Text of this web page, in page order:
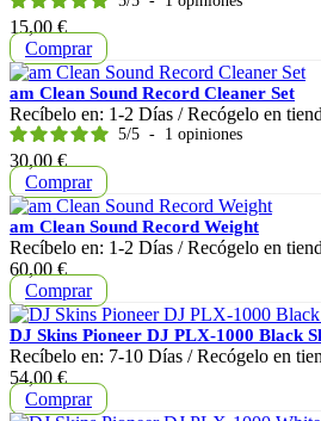
Precio
15,00 €
Comprar
am Clean Sound Record Cleaner Set
Recíbelo en: 1-2 Días / Recógelo en
5/5 - 1 opiniones
Precio
30,00 €
Comprar
am Clean Sound Record Weight
Recíbelo en: 1-2 Días / Recógelo en
Precio
60,00 €
Comprar
DJ Skins Pioneer DJ PLX-1000 Black
Recíbelo en: 7-10 Días / Recógelo en
Precio
54,00 €
Comprar